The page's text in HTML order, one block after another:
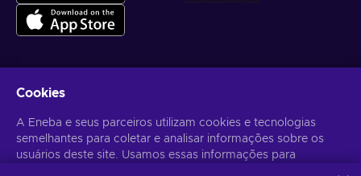
Receba ofertas personalizadas de jogos
Inscrever-se
Você pode cancelar sua inscrição a qualquer momento. Acesse
Cookies
A Eneba e seus parceiros utilizam cookies e tecnologias
semelhantes para coletar e analisar informações sobre os
usuários deste site. Usamos essas informações para